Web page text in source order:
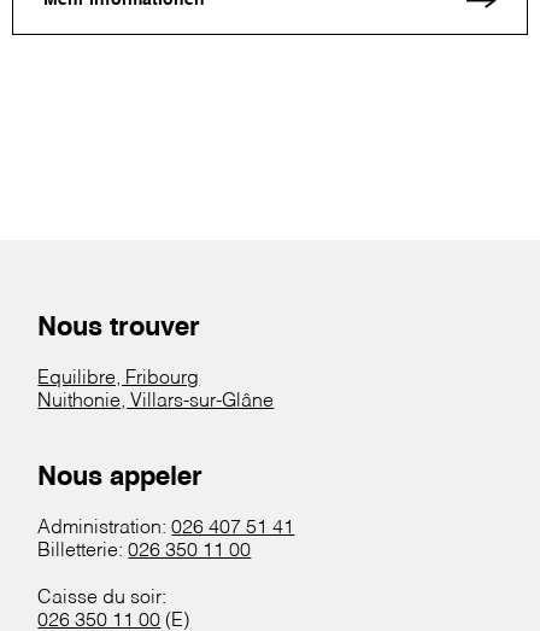
Nous trouver
Equilibre, Fribourg
Nuithonie, Villars-sur-Glâne
Nous appeler
Administration:026 407 51 41
Billetterie:026 350 11 00
Caisse du soir:
026 350 11 00 (E)